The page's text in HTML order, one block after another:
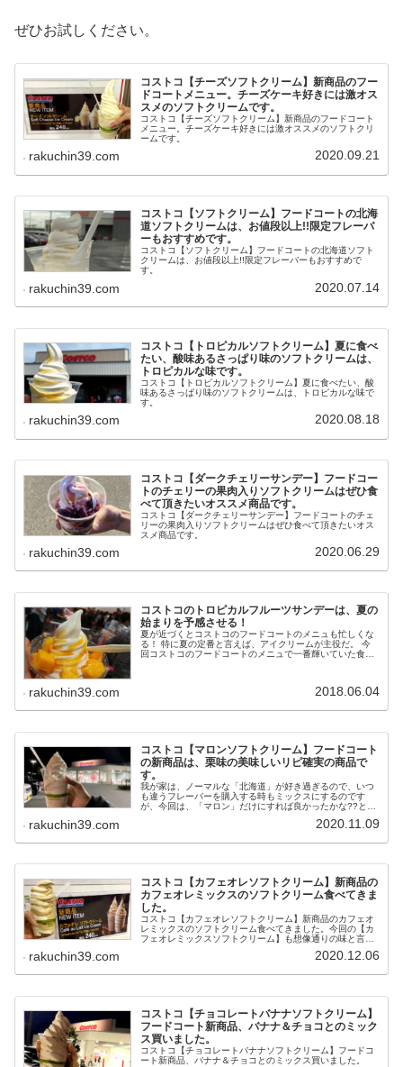
ぜひお試しください。
コストコ【チーズソフトクリーム】新商品のフー
ドコートメニュー。チーズケーキ好きには激オス
スメのソフトクリームです。
コストコ【チーズソフトクリーム】新商品のフードコート
メニュー。チーズケーキ好きには激オススメのソフトクリ
ームです。
rakuchin39.com 2020.09.21
コストコ【ソフトクリーム】フードコートの北海
道ソフトクリームは、お値段以上!!限定フレーバ
ーもおすすめです。
コストコ【ソフトクリーム】フードコートの北海道ソフト
クリームは、お値段以上!!限定フレーバーもおすすめで
す。
rakuchin39.com 2020.07.14
コストコ【トロピカルソフトクリーム】夏に食べ
たい、酸味あるさっぱり味のソフトクリームは、
トロピカルな味です。
コストコ【トロピカルソフトクリーム】夏に食べたい、酸
味あるさっぱり味のソフトクリームは、トロピカルな味で
す。
rakuchin39.com 2020.08.18
コストコ【ダークチェリーサンデー】フードコー
トのチェリーの果肉入りソフトクリームはぜひ食
べて頂きたいオススメ商品です。
コストコ【ダークチェリーサンデー】フードコートのチェ
リーの果肉入りソフトクリームはぜひ食べて頂きたいオス
スメ商品です。
rakuchin39.com 2020.06.29
コストコのトロピカルフルーツサンデーは、夏の
始まりを予感させる！
夏が近づくとコストコのフードコートのメニュも忙しくな
る！ 特に夏の定番と言えば、アイクリームが主役だ。 今
回コストコのフードコートのメニュで一番輝いていた食べ
rakuchin39.com 2018.06.04
コストコ【マロンソフトクリーム】フードコート
の新商品は、栗味の美味しいリピ確実の商品で
す。
我が家は、ノーマルな「北海道」が好き過ぎるので、いつ
も違うフレーバーを購入する時もミックスにするのです
が、今回は、「マロン」だけにすれば良かったかな??と思
で強くなかったので、次回は、100％マロンで、栗味を満
rakuchin39.com 2020.11.09
コストコ【カフェオレソフトクリーム】新商品の
カフェオレミックスのソフトクリーム食べてきま
した。
コストコ【カフェオレソフトクリーム】新商品のカフェオ
レミックスのソフトクリーム食べてきました。今回の【カ
フェオレミックスソフトクリーム】も想像通りの味と言え
が家にとってはヒット商品ばかりでとっても嬉しいです。
rakuchin39.com 2020.12.06
コストコ【チョコレートバナナソフトクリーム】
フードコート新商品、バナナ＆チョコとのミック
ス買いました。
コストコ【チョコレートバナナソフトクリーム】フードコ
ート新商品、バナナ＆チョコとのミックス買いました。